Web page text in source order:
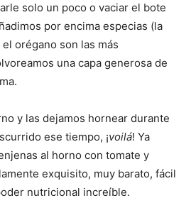
solo un poco o vaciar el bote
por encima especias (la
orégano son las más
una capa generosa de
y las dejamos hornear durante
ese tiempo, ¡voilá! Ya
al horno con tomate y
exquisito, muy barato, fácil
nutricional increíble.